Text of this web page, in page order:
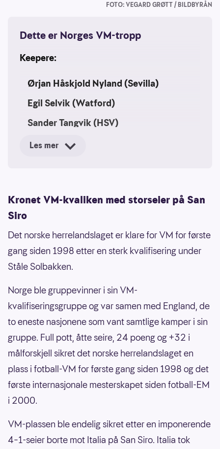
FOTO: VEGARD GRØTT / BILDBYRÅN
Dette er Norges VM-tropp
Keepere:
Ørjan Håskjold Nyland (Sevilla)
Egil Selvik (Watford)
Sander Tangvik (HSV)
Forsvar:
Torbjørn Heggem (Bologna)
Sondre Langås (Derby)
Henrik Falchener (Viking)
Marcus Holmgren Pedersen (Torino)
David Møller Wolfe (Wolverhampton)
Fredrik André Bjørkan (Bodø/Glimt)
Midtbane:
Martin Ødegaard (Arsenal)
Sander Berge (Fulham)
Patrick Berg (Bodø/Glimt)
Fredrik Aursnes (Benfica)
Les mer
Kronet VM-kvaliken med storseier på San
Siro
Det norske herrelandslaget er klare for VM for første
gang siden 1998 etter en sterk kvalifisering under
Ståle Solbakken.
Norge ble gruppevinner i sin VM-
kvalifiseringsgruppe og var samen med England, de
to eneste nasjonene som vant samtlige kamper i sin
gruppe. Full pott, åtte seire, 24 poeng og +32 i
målforskjell sikret det norske herrelandslaget en
plass i fotball-VM for første gang siden 1998 og det
første internasjonale mesterskapet siden fotball-EM
i 2000.
VM-plassen ble endelig sikret etter en imponerende
4–1-seier borte mot Italia på San Siro. Italia tok